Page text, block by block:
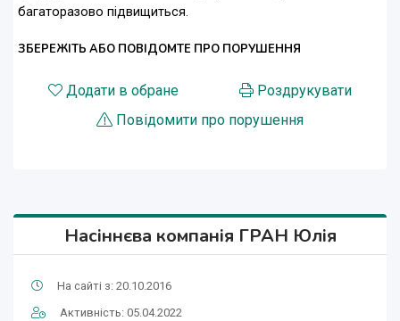
багаторазово підвищиться.
ЗБЕРЕЖІТЬ АБО ПОВІДОМТЕ ПРО ПОРУШЕННЯ
Додати в обране
Роздрукувати
Повідомити про порушення
Насіннєва компанія ГРАН Юлія
На сайті з: 20.10.2016
Активність: 05.04.2022